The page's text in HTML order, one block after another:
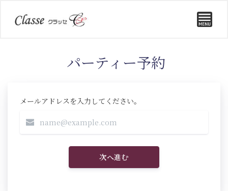
パーティー予約
メールアドレスを入力してください。
次へ進む